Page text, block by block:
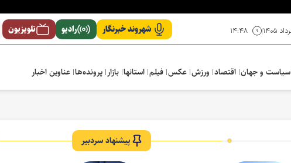
۱۴:۴۸ شهروند خبرنگار رادیو تلویزیون
سیاست و جهان اقتصاد ورزش عکس فیلم استانها بازار پرونده‌ها عناوین اخبار
پیشنهاد سردبیر